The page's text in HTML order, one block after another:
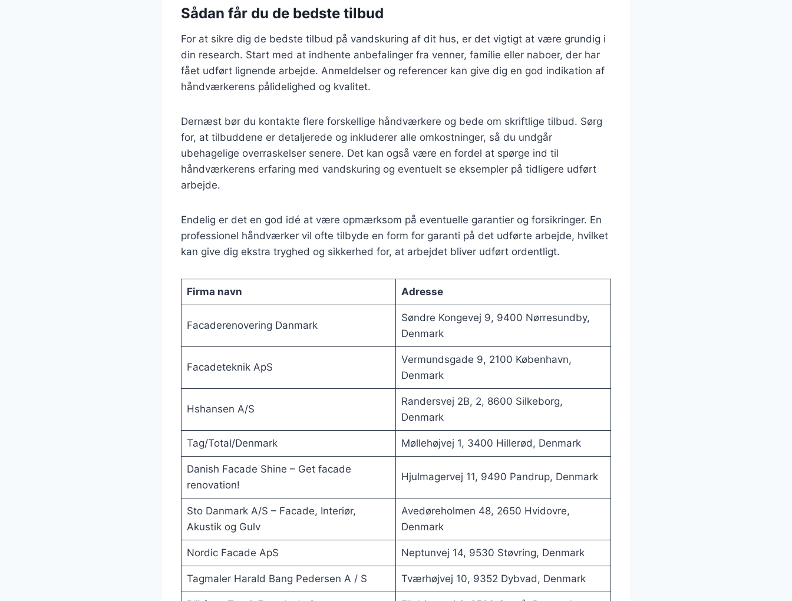
Sådan får du de bedste tilbud
For at sikre dig de bedste tilbud på vandskuring af dit hus, er det vigtigt at være grundig i
din research. Start med at indhente anbefalinger fra venner, familie eller naboer, der har
fået udført lignende arbejde. Anmeldelser og referencer kan give dig en god indikation af
håndværkerens pålidelighed og kvalitet.
Dernæst bør du kontakte flere forskellige håndværkere og bede om skriftlige tilbud. Sørg
for, at tilbuddene er detaljerede og inkluderer alle omkostninger, så du undgår
ubehagelige overraskelser senere. Det kan også være en fordel at spørge ind til
håndværkerens erfaring med vandskuring og eventuelt se eksempler på tidligere udført
arbejde.
Endelig er det en god idé at være opmærksom på eventuelle garantier og forsikringer. En
professionel håndværker vil ofte tilbyde en form for garanti på det udførte arbejde, hvilket
kan give dig ekstra tryghed og sikkerhed for, at arbejdet bliver udført ordentligt.
Firma navn Adresse
Facaderenovering Danmark
Søndre Kongevej 9, 9400 Nørresundby,
Denmark
Facadeteknik ApS
Vermundsgade 9, 2100 København,
Denmark
Hshansen A/S
Randersvej 2B, 2, 8600 Silkeborg,
Denmark
Tag/Total/Denmark Møllehøjvej 1, 3400 Hillerød, Denmark
Danish Facade Shine – Get facade
renovation!
Hjulmagervej 11, 9490 Pandrup, Denmark
Sto Danmark A/S – Facade, Interiør,
Akustik og Gulv
Avedøreholmen 48, 2650 Hvidovre,
Denmark
Nordic Facade ApS Neptunvej 14, 9530 Støvring, Denmark
Tagmaler Harald Bang Pedersen A / S Tværhøjvej 10, 9352 Dybvad, Denmark